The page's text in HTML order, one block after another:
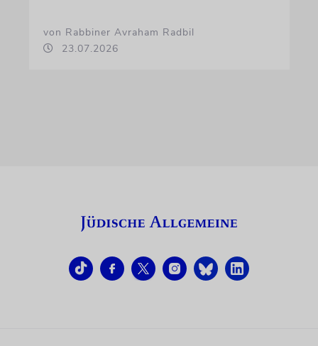
von Rabbiner Avraham Radbil
23.07.2026